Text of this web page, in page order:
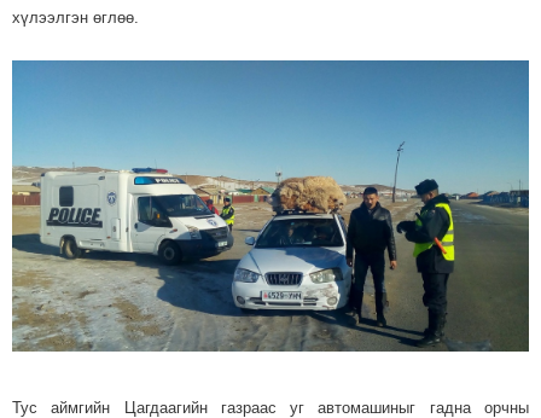
хүлээлгэн өглөө.
Тус аймгийн Цагдаагийн газраас уг автомашиныг гадна орчны